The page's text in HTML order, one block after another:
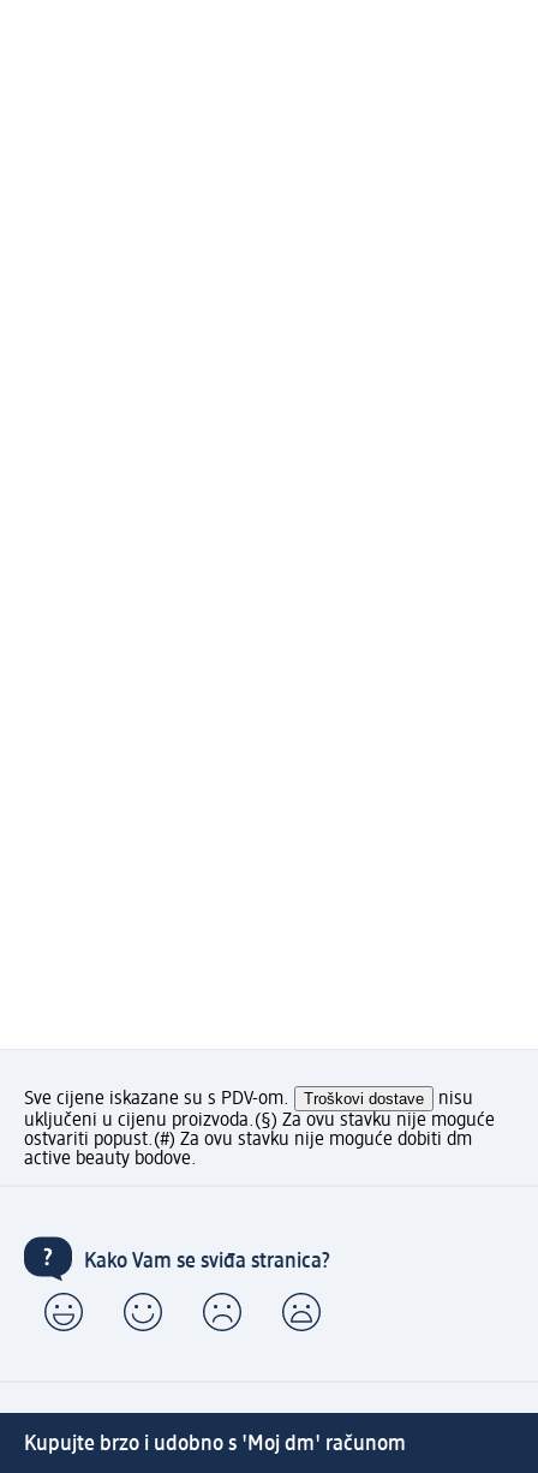
Sve cijene iskazane su s PDV-om. Troškovi dostave
nisu
uključeni u cijenu proizvoda.(§) Za ovu stavku nije moguće
ostvariti popust.(#) Za ovu stavku nije moguće dobiti dm
active beauty bodove.
Kako Vam se sviđa stranica?
Kupujte brzo i udobno s 'Moj dm' računom